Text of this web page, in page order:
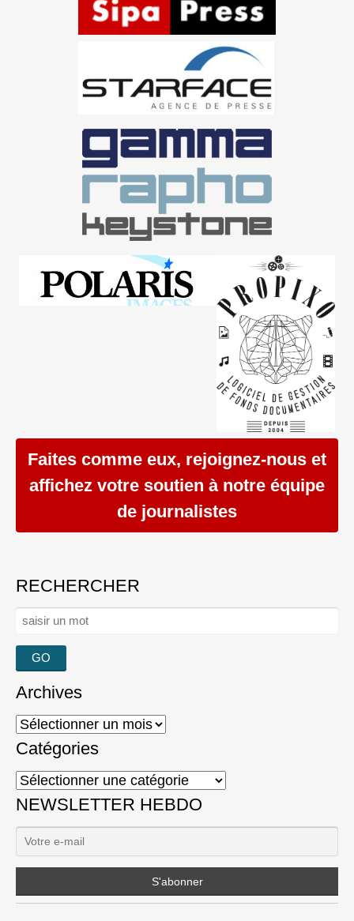
Faites comme eux, rejoignez-nous et
affichez votre soutien à notre équipe
de journalistes
RECHERCHER
Rechercher :
Archives
Archives
Catégories
Catégories
NEWSLETTER HEBDO